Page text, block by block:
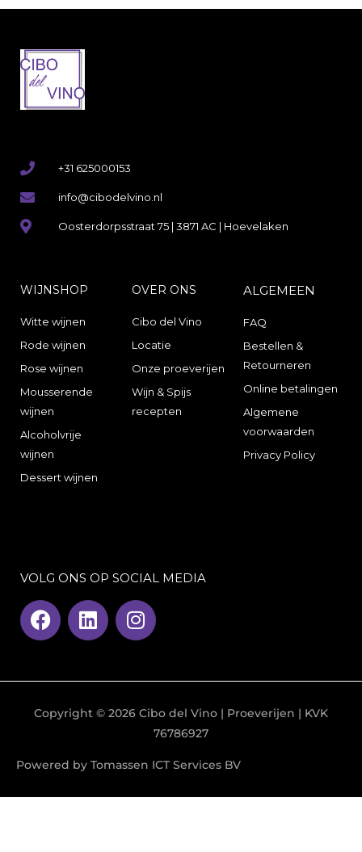
+31 625000153
info@cibodelvino.nl
Oosterdorpsstraat 75 | 3871 AC | Hoevelaken
WIJNSHOP
Witte wijnen
Rode wijnen
Rose wijnen
Mousserende
wijnen
Alcoholvrije
wijnen
Dessert wijnen
OVER ONS
Cibo del Vino
Locatie
Onze proeverijen
Wijn & Spijs
recepten
ALGEMEEN
FAQ
Bestellen &
Retourneren
Online betalingen
Algemene
voorwaarden
Privacy Policy
VOLG ONS OP SOCIAL MEDIA
F
a
b
o
L
i
e
d
I
n
a
g
m
Copyright © 2026 Cibo del Vino | Proeverijen | KVK
76786927
Powered by Tomassen ICT Services BV